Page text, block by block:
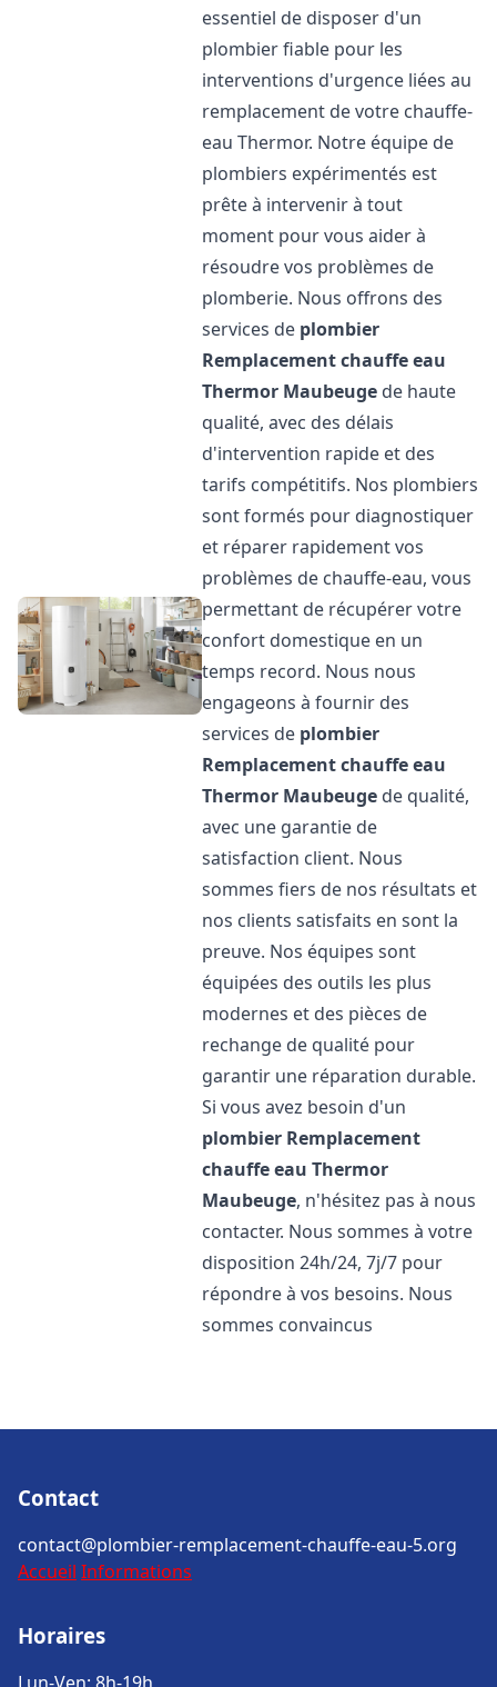
essentiel de disposer d'un
plombier fiable pour les
interventions d'urgence liées au
remplacement de votre chauffe-
eau Thermor. Notre équipe de
plombiers expérimentés est
prête à intervenir à tout
moment pour vous aider à
résoudre vos problèmes de
plomberie. Nous offrons des
services de plombier
Remplacement chauffe eau
Thermor Maubeuge de haute
qualité, avec des délais
d'intervention rapide et des
tarifs compétitifs. Nos plombiers
sont formés pour diagnostiquer
et réparer rapidement vos
problèmes de chauffe-eau, vous
permettant de récupérer votre
confort domestique en un
temps record. Nous nous
engageons à fournir des
services de plombier
Remplacement chauffe eau
Thermor Maubeuge de qualité,
avec une garantie de
satisfaction client. Nous
sommes fiers de nos résultats et
nos clients satisfaits en sont la
preuve. Nos équipes sont
équipées des outils les plus
modernes et des pièces de
rechange de qualité pour
garantir une réparation durable.
Si vous avez besoin d'un
plombier Remplacement
chauffe eau Thermor
Maubeuge, n'hésitez pas à nous
contacter. Nous sommes à votre
disposition 24h/24, 7j/7 pour
répondre à vos besoins. Nous
sommes convaincus
Contact
contact@plombier-remplacement-chauffe-eau-5.org
Accueil Informations
Horaires